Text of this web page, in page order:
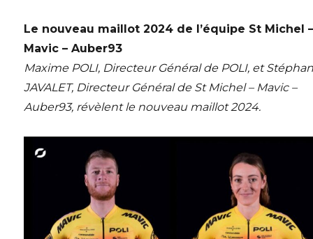
Le nouveau maillot 2024 de l’équipe St Michel
Mavic – Auber93
Maxime POLI, Directeur Général de POLI, et
JAVALET, Directeur Général de St Michel – Mavic –
Auber93, révèlent le nouveau maillot 2024.